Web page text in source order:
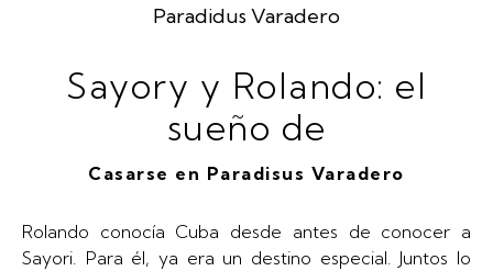
Sayory y Rolando: el
sueño de
Casarse en Paradisus Varadero
Rolando conocía Cuba desde antes de conocer a
Sayori. Para él, ya era un destino especial. Juntos lo